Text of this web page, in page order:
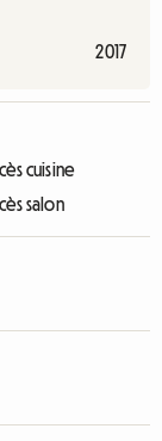
2017
cuisine
salon